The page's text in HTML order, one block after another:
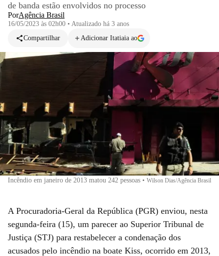
de banda estão envolvidos no processo
PorAgência Brasil
16/05/2023 às 02h00 • Atualizado há 3 anos
Compartilhar
Adicionar Itatiaia ao
Incêndio em janeiro de 2013 matou 242 pessoas • Wilson Dias/Agência Brasil
A Procuradoria-Geral da República (PGR) enviou, nesta
segunda-feira (15), um parecer ao Superior Tribunal de
Justiça (STJ) para restabelecer a condenação dos
acusados pelo incêndio na boate Kiss, ocorrido em 2013,